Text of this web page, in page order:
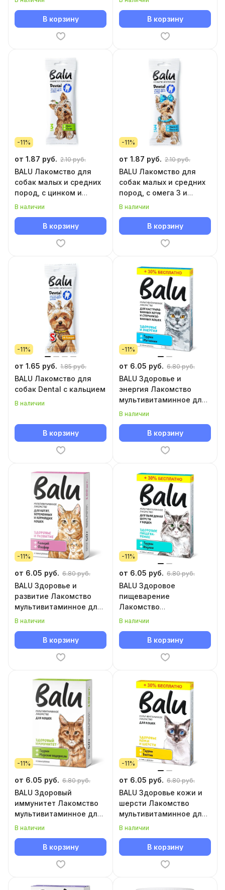
В корзину В корзину
-11%
от 1.87 руб. 2.10 руб.
BALU Лакомство для
собак малых и средних
пород, с цинком и
селеном
В наличии
В корзину
-11%
от 1.87 руб. 2.10 руб.
BALU Лакомство для
собак малых и средних
пород, с омега 3 и
омега 6
В наличии
В корзину
-11%
от 1.65 руб. 1.85 руб.
BALU Лакомство для
собак Dental с кальцием
В наличии
В корзину
-11%
от 6.05 руб. 6.80 руб.
BALU Здоровье и
энергия Лакомство
мультивитаминное для
кошек
В наличии
В корзину
-11%
от 6.05 руб. 6.80 руб.
BALU Здоровье и
развитие Лакомство
мультивитаминное для
кошек
В наличии
В корзину
-11%
от 6.05 руб. 6.80 руб.
BALU Здоровое
пищеварение
Лакомство
мультивитаминное для
В наличии
В корзину
-11%
от 6.05 руб. 6.80 руб.
BALU Здоровый
иммунитет Лакомство
мультивитаминное для
кошек
В наличии
В корзину
-11%
от 6.05 руб. 6.80 руб.
BALU Здоровье кожи и
шерсти Лакомство
мультивитаминное для
кошек
В наличии
В корзину